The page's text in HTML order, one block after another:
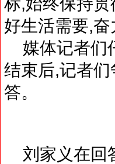
好生活需要,
媒体记者们
结束后,记者
答。
刘家义在回